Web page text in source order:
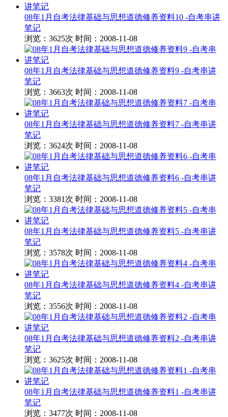
08年1月自考法律基础与思想道德修养资料10 -自考串讲
笔记
浏览：3625次 时间：2008-11-08
08年1月自考法律基础与思想道德修养资料9 -自考串讲
笔记
浏览：3663次 时间：2008-11-08
08年1月自考法律基础与思想道德修养资料7 -自考串讲
笔记
浏览：3624次 时间：2008-11-08
08年1月自考法律基础与思想道德修养资料6 -自考串讲
笔记
浏览：3381次 时间：2008-11-08
08年1月自考法律基础与思想道德修养资料5 -自考串讲
笔记
浏览：3578次 时间：2008-11-08
08年1月自考法律基础与思想道德修养资料4 -自考串讲
笔记
浏览：3556次 时间：2008-11-08
08年1月自考法律基础与思想道德修养资料2 -自考串讲
笔记
浏览：3625次 时间：2008-11-08
08年1月自考法律基础与思想道德修养资料1 -自考串讲
笔记
浏览：3477次 时间：2008-11-08